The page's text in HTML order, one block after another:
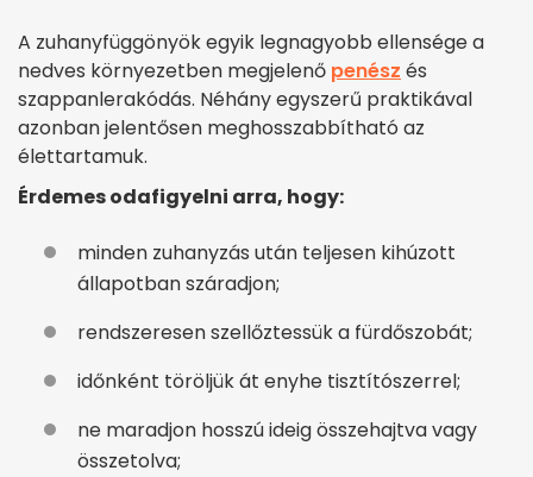
A zuhanyfüggönyök egyik legnagyobb ellensége a
nedves környezetben megjelenő penész és
szappanlerakódás. Néhány egyszerű praktikával
azonban jelentősen meghosszabbítható az
élettartamuk.
Érdemes odafigyelni arra, hogy:
minden zuhanyzás után teljesen kihúzott
állapotban száradjon;
rendszeresen szellőztessük a fürdőszobát;
időnként töröljük át enyhe tisztítószerrel;
ne maradjon hosszú ideig összehajtva vagy
összetolva;